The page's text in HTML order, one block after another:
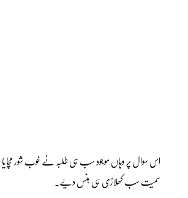
اس سوال پر وہاں موجود سب ہی طلبہ نے خوب شور
سمیت سب کھلاڑی ہی ہنس دیے۔